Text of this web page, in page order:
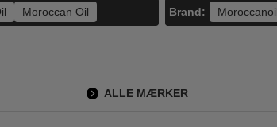
Moroccan Oil Brand: Moroccanoil
ALLE MÆRKER